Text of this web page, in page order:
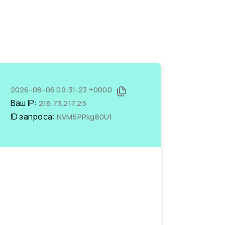
2026-08-06 09:31:23 +0000
Ваш IP: 216.73.217.25
ID запроса: NVM5PPkg80U1